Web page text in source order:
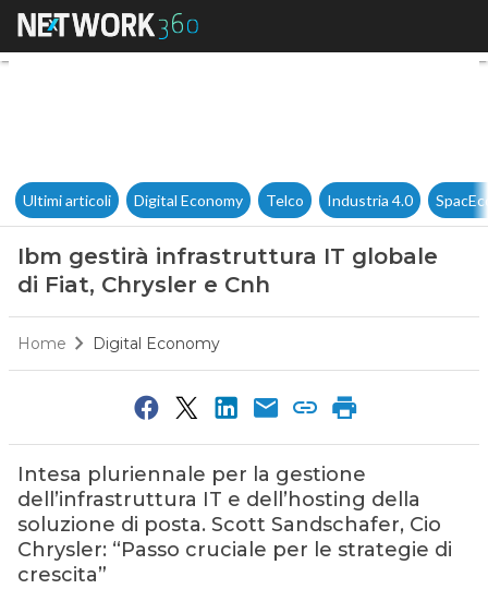
Ibm gestirà infrastruttura IT
Ultimi articoli Digital Economy Telco Industria 4.0
Ibm gestirà infrastruttura IT globale
di Fiat, Chrysler e Cnh
Home Digital Economy
Intesa pluriennale per la gestione
dell’infrastruttura IT e dell’hosting della
soluzione di posta. Scott Sandschafer, Cio
Chrysler: “Passo cruciale per le strategie di
crescita”